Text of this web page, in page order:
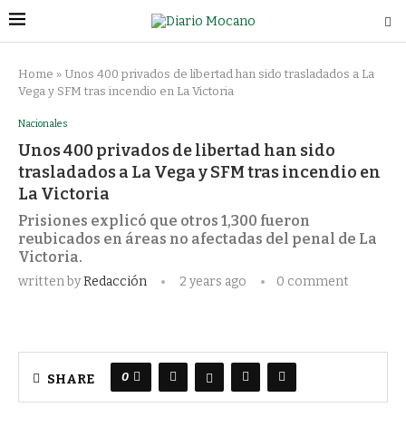
Home » Unos 400 privados de libertad han sido trasladados a La
Vega y SFM tras incendio en La Victoria
Nacionales
Unos 400 privados de libertad han sido
trasladados a La Vega y SFM tras incendio en
La Victoria
Prisiones explicó que otros 1,300 fueron
reubicados en áreas no afectadas del penal de La
Victoria.
written byRedacción 2 years ago 0 comment
SHARE 0